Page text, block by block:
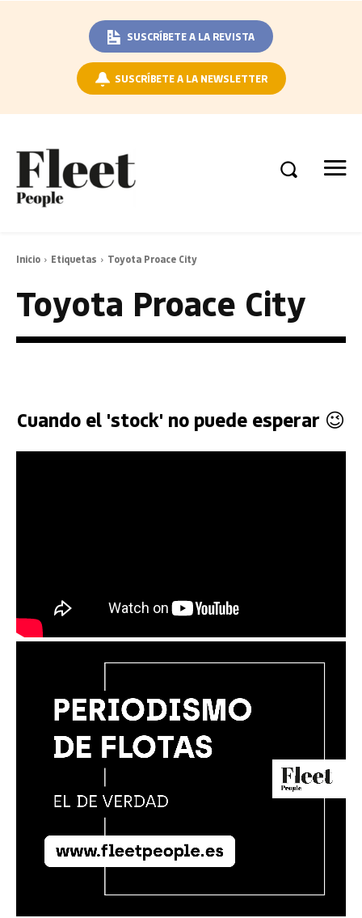
SUSCRÍBETE A LA REVISTA
SUSCRÍBETE A LA NEWSLETTER
Inicio Etiquetas Toyota Proace City
Toyota Proace City
Cuando el 'stock' no puede esperar 😉